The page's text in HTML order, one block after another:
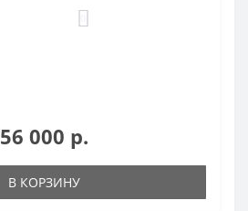
56 000 р.
В КОРЗИНУ